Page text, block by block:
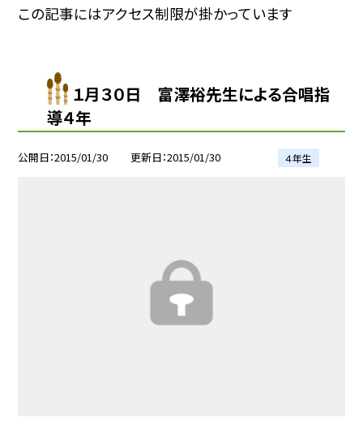
この記事にはアクセス制限が掛かっています
１月３０日 富澤裕先生による合唱指
導４年
公開日 2015/01/30 更新日 2015/01/30 ４年生